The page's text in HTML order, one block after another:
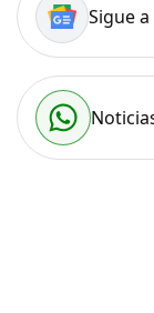
Sigue a